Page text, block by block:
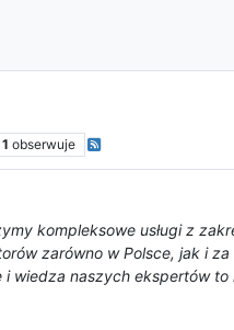
1 obserwuje
kompleksowe usługi z
zarówno w Polsce, jak i
wiedza naszych ekspertów